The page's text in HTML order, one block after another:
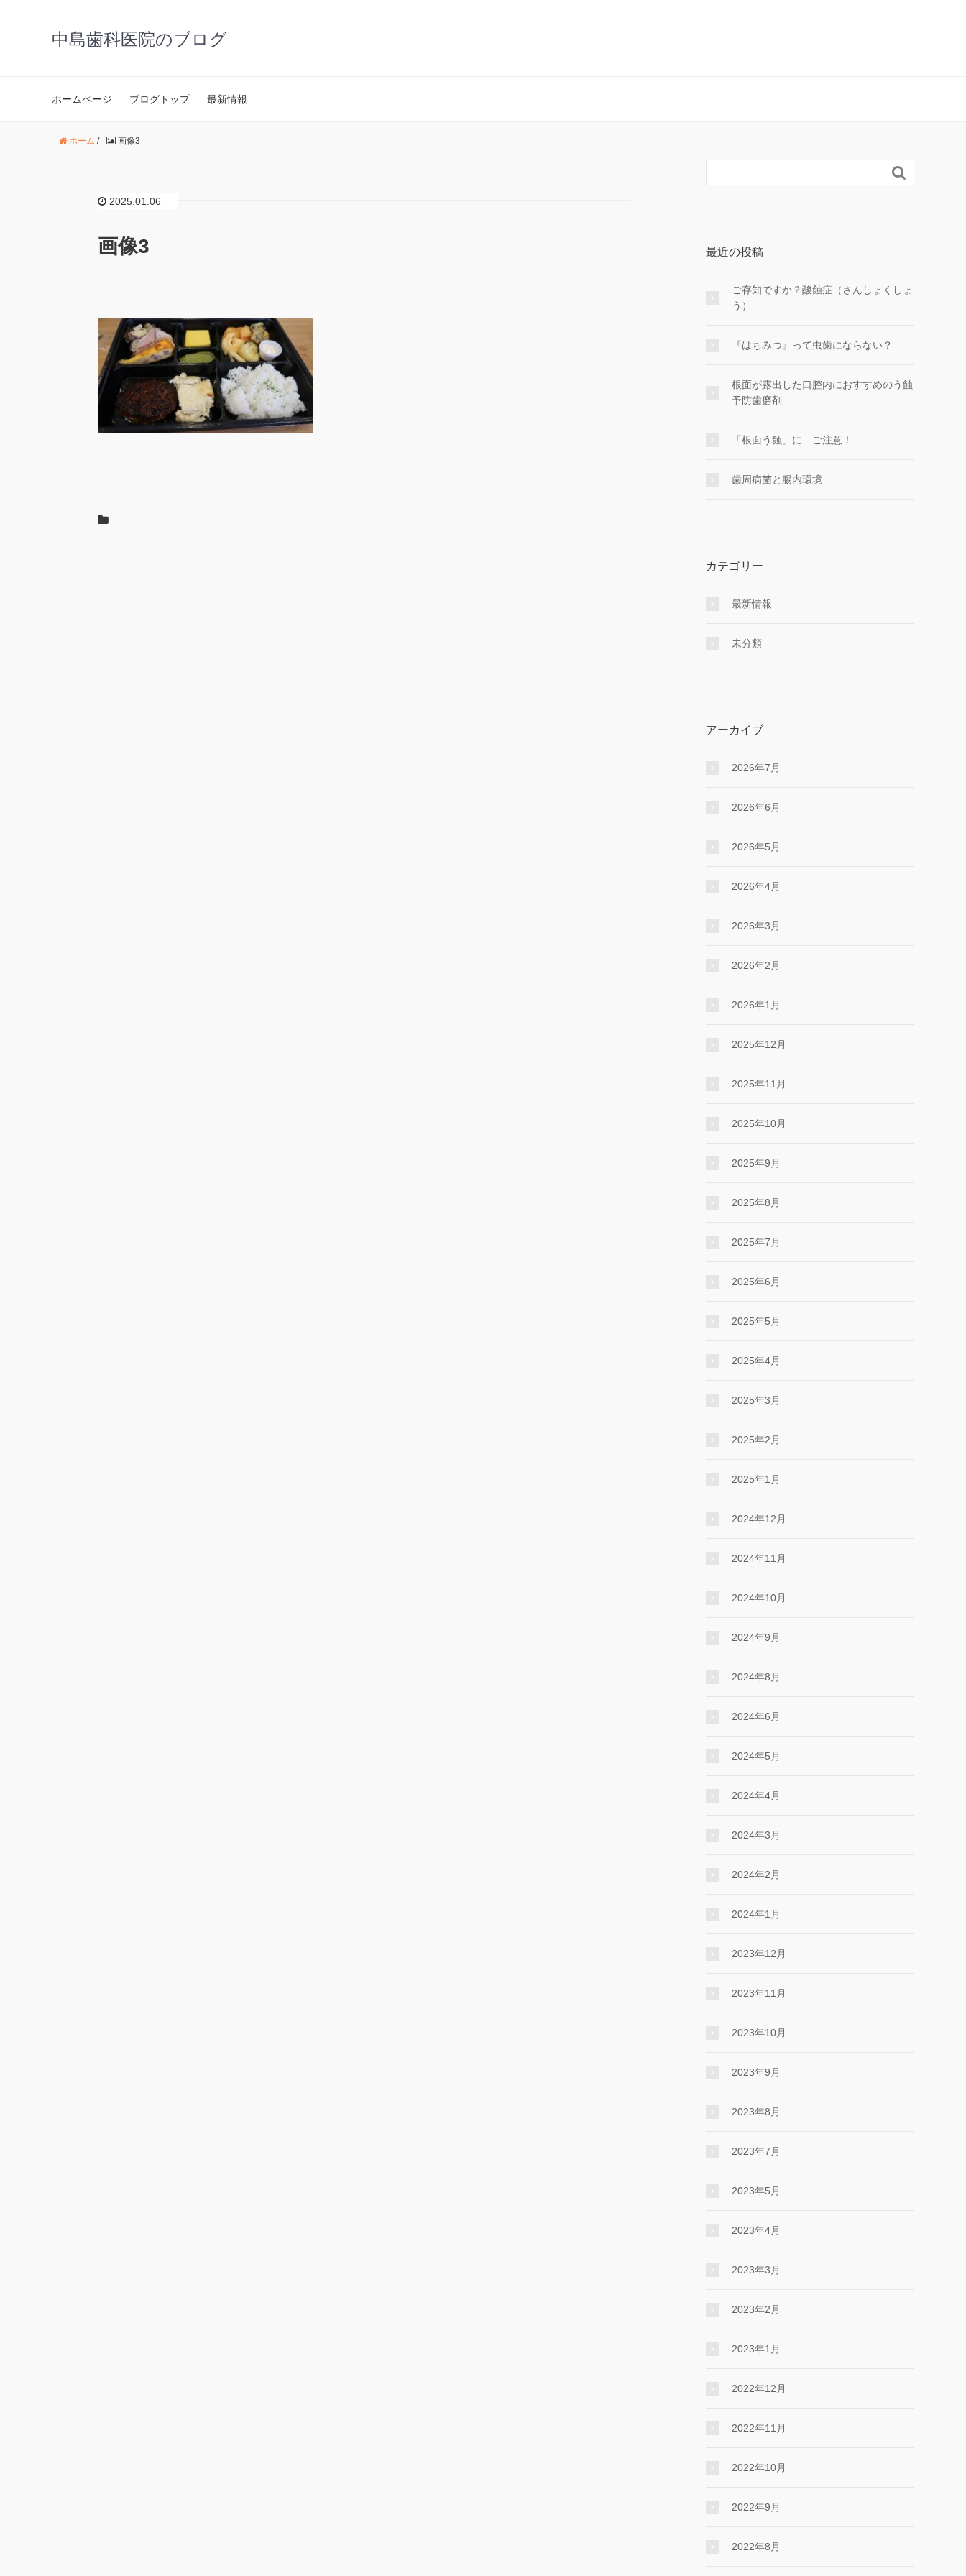
中島歯科医院のブログ
ホームページ ブログトップ 最新情報
ホーム / 画像3
2025.01.06
画像3

最近の投稿
ご存知ですか？酸蝕症（さんしょくしょ
う）
『はちみつ』って虫歯にならない？
根面が露出した口腔内におすすめのう蝕
予防歯磨剤
「根面う蝕」に ご注意！
歯周病菌と腸内環境
カテゴリー
最新情報
未分類
アーカイブ
2026年7月
2026年6月
2026年5月
2026年4月
2026年3月
2026年2月
2026年1月
2025年12月
2025年11月
2025年10月
2025年9月
2025年8月
2025年7月
2025年6月
2025年5月
2025年4月
2025年3月
2025年2月
2025年1月
2024年12月
2024年11月
2024年10月
2024年9月
2024年8月
2024年6月
2024年5月
2024年4月
2024年3月
2024年2月
2024年1月
2023年12月
2023年11月
2023年10月
2023年9月
2023年8月
2023年7月
2023年5月
2023年4月
2023年3月
2023年2月
2023年1月
2022年12月
2022年11月
2022年10月
2022年9月
2022年8月